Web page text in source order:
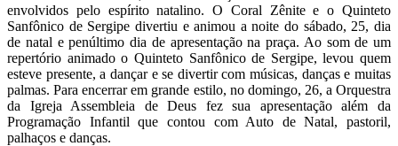
envolvidos pelo espírito natalino. O Coral Zênite e o Quinteto
Sanfônico de Sergipe divertiu e animou a noite do sábado, 25, dia
de natal e penúltimo dia de apresentação na praça. Ao som de um
repertório animado o Quinteto Sanfônico de Sergipe, levou quem
esteve presente, a dançar e se divertir com músicas, danças e muitas
palmas. Para encerrar em grande estilo, no domingo, 26, a Orquestra
da Igreja Assembleia de Deus fez sua apresentação além da
Programação Infantil que contou com Auto de Natal, pastoril,
palhaços e danças.